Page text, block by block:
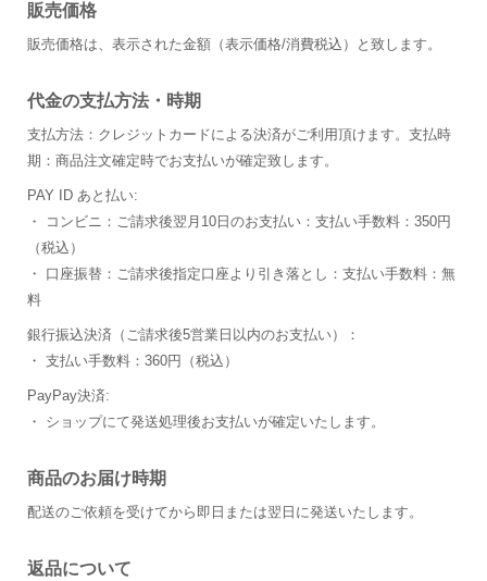
販売価格
販売価格は、表示された金額（表示価格/消費税込）と致します。
代金の支払方法・時期
支払方法：クレジットカードによる決済がご利用頂けます。支払時
期：商品注文確定時でお支払いが確定致します。
PAY ID あと払い:
・ コンビニ：ご請求後翌月10日のお支払い：支払い手数料：350円
（税込）
・ 口座振替：ご請求後指定口座より引き落とし：支払い手数料：無
料
銀行振込決済（ご請求後5営業日以内のお支払い）：
・ 支払い手数料：360円（税込）
PayPay決済:
・ ショップにて発送処理後お支払いが確定いたします。
商品のお届け時期
配送のご依頼を受けてから即日または翌日に発送いたします。
返品について